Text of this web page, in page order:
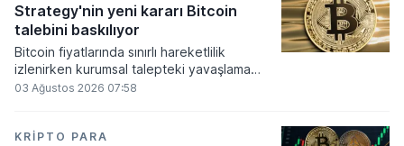
altında dolaşımına ve menkul kıymet
alımlarında kullanılmasına olanak sağlanıyor.
Strategy'nin yeni kararı Bitcoin
talebini baskılıyor
Bitcoin fiyatlarında sınırlı hareketlilik
izlenirken kurumsal talepteki yavaşlama
piyasa dinamiklerini etkiliyor. ABD Merkez
çalışmalarındaki belirsizliklerle baskı altında
03 Ağustos 2026 07:58
KRIPTO PARA